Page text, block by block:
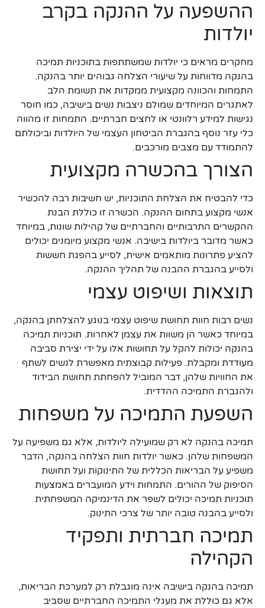
ההשפעה על ההנקה בקרב
יולדות
מחקרים מראים כי יולדות שמשתתפות בתוכניות תמיכה
בהנקה מדווחות על שיעורי הצלחה גבוהים יותר בהנקה.
התמחות והכוונה מקצועית ממקדות את תשומת הלב
לאתגרים המיוחדים שמולם ניצבות נשים בישיבה, כמו חוסר
נגישות למידע רלוונטי או לחצים חברתיים. התמחות זו מהווה
כלי עזר נוסף בהגברת הביטחון העצמי של היולדות וביכולתם
להתמודד עם מצבים מורכבים.
הצורך בהכשרה מקצועית
כדי להבטיח את הצלחת התוכניות, יש חשיבות רבה להכשיר
אנשי מקצוע בתחום ההנקה. הכשרה זו כוללת הבנת
ההקשרים התרבותיים והחברתיים של קהילות שונות, במיוחד
כאשר מדובר ביולדות בישיבה. אנשי מקצוע מיומנים יכולים
להציע פתרונות מותאמים אישית, לסייע בהפגת חששות
ולסייע בהגברת ההבנה של תהליך ההנקה.
תוצאות ושיפוט עצמי
נשים רבות חוות תחושת שיפוט עצמי בנוגע להצלחתן בהנקה,
במיוחד כאשר הן משוות את עצמן לאחרות. תוכניות תמיכה
בהנקה יכולות להקל על תחושות אלו על ידי יצירת סביבה
מעודדת ומקבלת. פעילות קבוצתית מאפשרת לנשים לשתף
את החוויות שלהן, דבר המוביל להפחתת תחושת הבידוד
ולהגברת התמיכה ההדדית.
השפעת התמיכה על משפחות
תמיכה בהנקה לא רק שמועילה ליולדות, אלא גם משפיעה על
המשפחות שלהן. כאשר יולדות חוות הצלחה בהנקה, הדבר
משפיע על הבריאות הכללית של התינוקות ועל תחושת
הסיפוק של ההורים. התמחות וידע המועברים באמצעות
תוכניות תמיכה יכולים לשפר את הדינמיקה המשפחתית
ולסייע בהבנה טובה יותר של צרכי התינוק.
תמיכה חברתית ותפקיד
הקהילה
תמיכה בהנקה בישיבה אינה מוגבלת רק למערכת הבריאות,
אלא גם כוללת את מעגלי התמיכה החברתיים שסביב